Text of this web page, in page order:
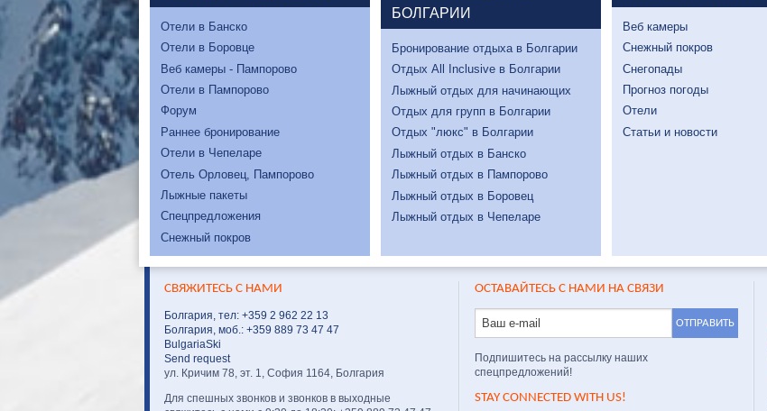
Отели в Банско
Отели в Боровце
Веб камеры - Пампорово
Отели в Пампорово
Форум
Раннее бронирование
Отели в Чепеларе
Отель Орловец, Пампорово
Лыжные пакеты
Спецпредложения
Снежный покров
БОЛГАРИИ
Бронирование отдыха в Болгарии
Отдых All Inclusive в Болгарии
Лыжный отдых для начинающих
Отдых для групп в Болгарии
Отдых "люкс" в Болгарии
Лыжный отдых в Банско
Лыжный отдых в Пампорово
Лыжный отдых в Боровец
Лыжный отдых в Чепеларе
Веб камеры
Снежный покров
Снегопады
Прогноз погоды
Отели
Статьи и новости
СВЯЖИТЕСЬ С НАМИ
Болгария, тел: +359 2 962 22 13
Болгария, моб.: +359 889 73 47 47
BulgariaSki
Send request
ул. Кричим 78, эт. 1, София 1164, Болгария
Для спешных звонков и звонков в выходные
ОСТАВАЙТЕСЬ С НАМИ НА СВЯЗИ
Подпишитесь на рассылку наших
спецпредложений!
STAY CONNECTED WITH US!